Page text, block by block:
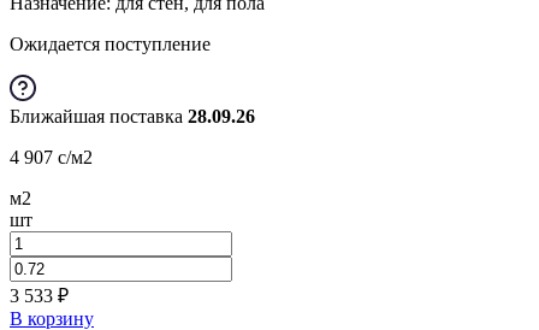
Ожидается поступление
Ближайшая поставка 28.09.26
4 907 c/м2
м2
шт
3 533 ₽
В корзину